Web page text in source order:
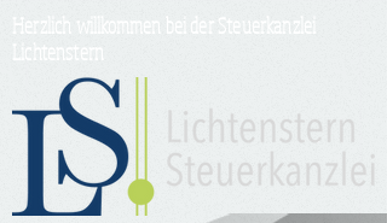
Herzlich willkommen bei der Steuerkanzlei
Lichtenstern